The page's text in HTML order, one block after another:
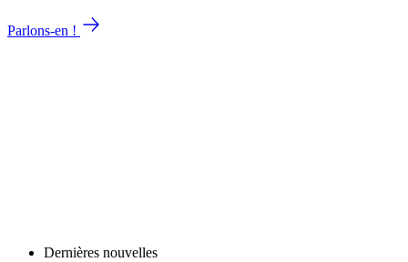
Parlons-en !
Dernières nouvelles